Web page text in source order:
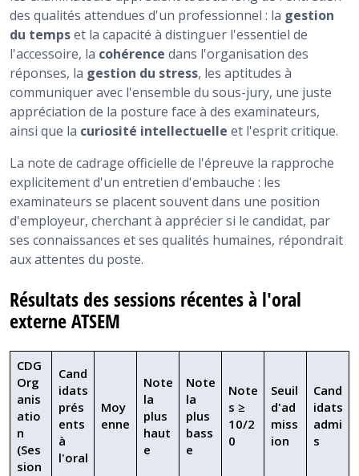
des qualités attendues d'un professionnel : la gestion
du tempset la capacité à distinguer l'essentiel de
l'accessoire, la cohérence dans l'organisation des
réponses, la gestion du stress, les aptitudes à
communiquer avec l'ensemble du sous-jury, une juste
appréciation de la posture face à des examinateurs,
ainsi que la curiosité intellectuelle et l'esprit critique.
La note de cadrage officielle de l'épreuve la rapproche
explicitement d'un entretien d'embauche : les
examinateurs se placent souvent dans une position
d'employeur, cherchant à apprécier si le candidat, par
ses connaissances et ses qualités humaines, répondrait
aux attentes du poste.
Résultats des sessions récentes à l'oral
externe ATSEM
CDG
Org
anis
atio
n
(Ses
sion
Cand
idats
prés
ents
à
l'oral
Moy
enne
Note
la
plus
haut
e
Note
la
plus
bass
e
Note
s ≥
10/2
0
Seuil
d'ad
miss
ion
Cand
idats
admi
s